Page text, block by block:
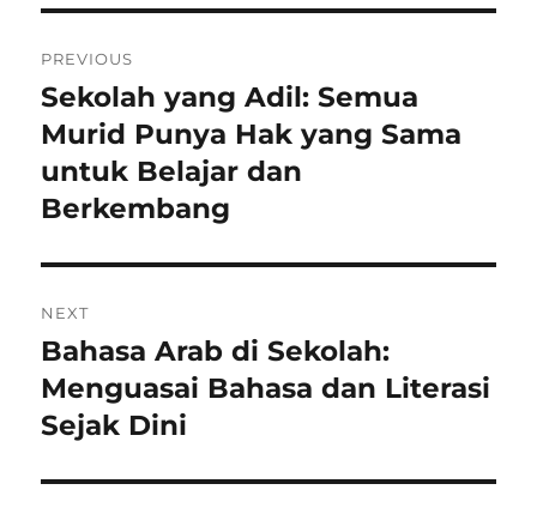
navigation
PREVIOUS
Previous
post:
Sekolah yang Adil: Semua
Murid Punya Hak yang Sama
untuk Belajar dan
Berkembang
NEXT
Next
post:
Bahasa Arab di Sekolah:
Menguasai Bahasa dan Literasi
Sejak Dini